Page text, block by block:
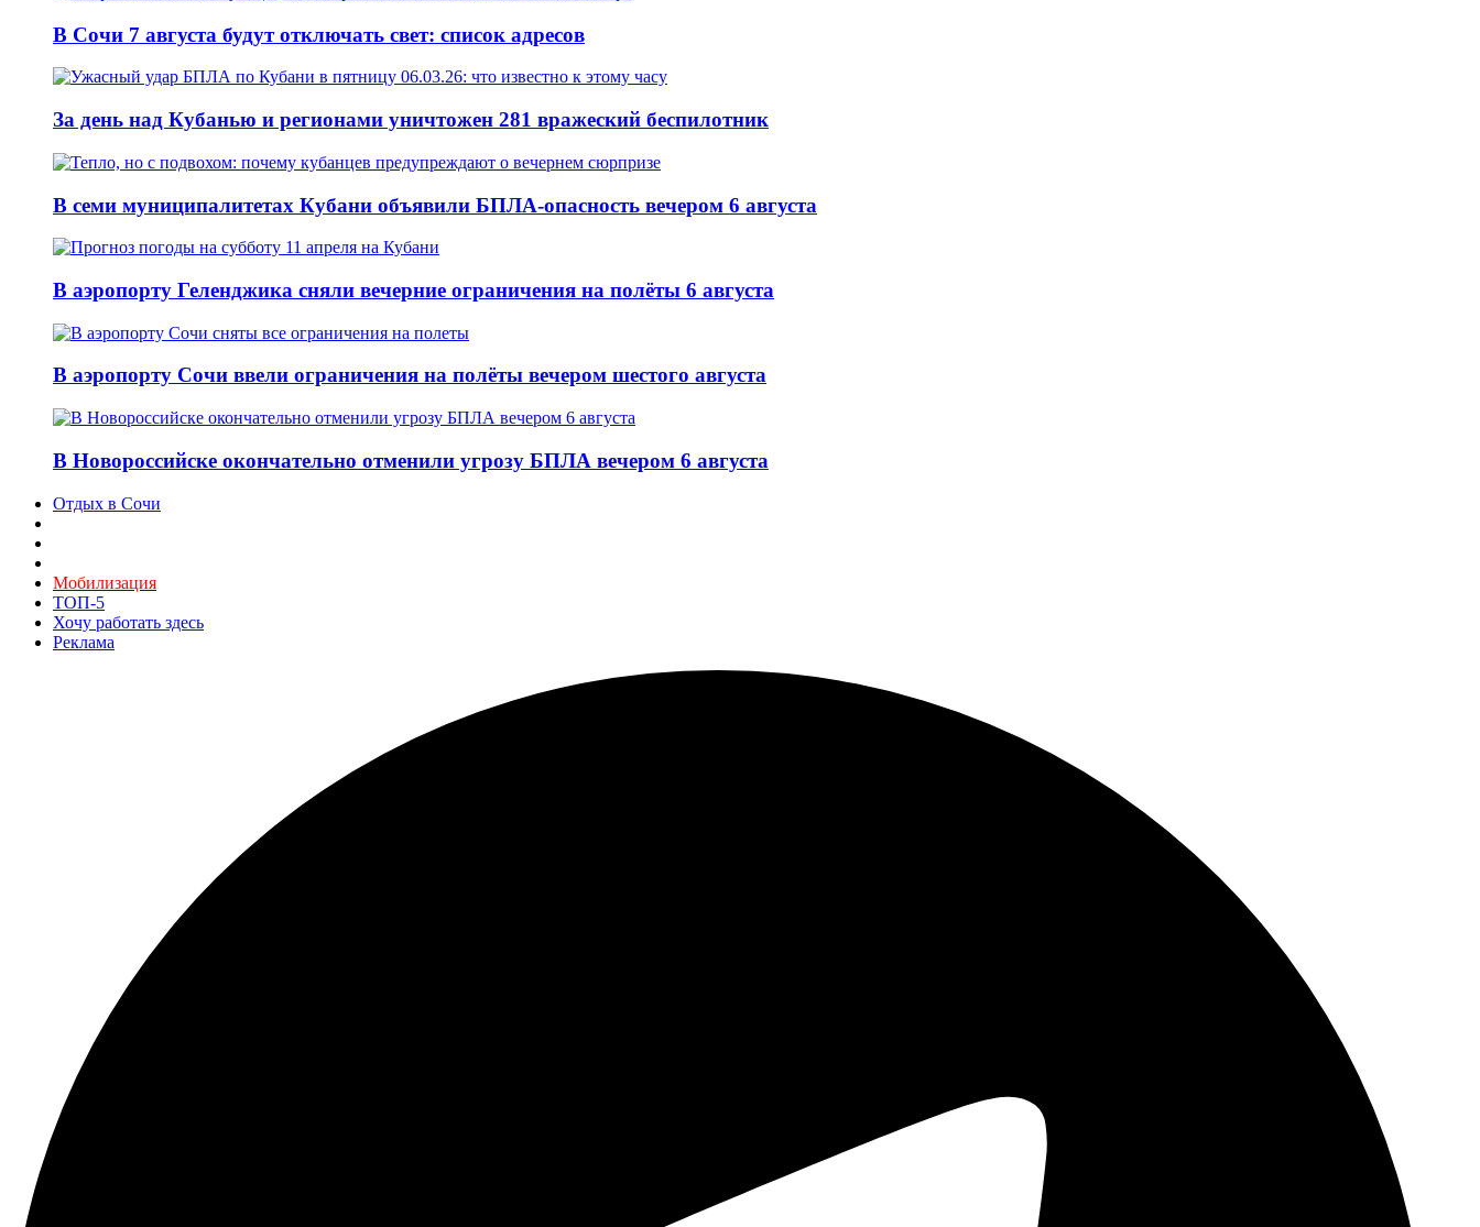
В Сочи 7 августа будут отключать свет: список адресов
За день над Кубанью и регионами уничтожен 281 вражеский беспилотник
В семи муниципалитетах Кубани объявили БПЛА-опасность вечером 6 августа
В аэропорту Геленджика сняли вечерние ограничения на полёты 6 августа
В аэропорту Сочи ввели ограничения на полёты вечером шестого августа
В Новороссийске окончательно отменили угрозу БПЛА вечером 6 августа
Отдых в Сочи
Мобилизация
ТОП-5
Хочу работать здесь
Реклама